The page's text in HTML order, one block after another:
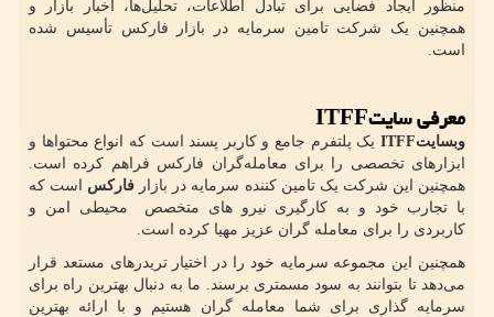
منظور ایجاد فضایی برای تبادل اطلاعات، تحلیل‌ها، اخبار بازار و
همچنین یک شرکت تامین سرمایه در بازار فارکس تأسیس شده
است.
معرفی سایتITFF
وبسایتITFF یک پلتفرم جامع و کاربر پسند است که انواع محتواها و
ابزارهای تخصصی را برای معامله‌گران فارکس فراهم کرده است.
همچنین این شرکت یک تامین کننده سرمایه در بازار فارکس است که
با تجارب خود و به کارگیری نیرو های متخصص محیطی امن و
کاربردی را برای معامله گران عزیز مهیا کرده است.
همچنین این مجموعه سرمایه خود را در اختیار تریدرهای مستعد قرار
می‌دهد تا بتوانند به سود مسمتری برسند. ما به دنبال بهترین راه برای
سرمایه گذاری برای شما معامله گران هستیم و با ارائه بهترین